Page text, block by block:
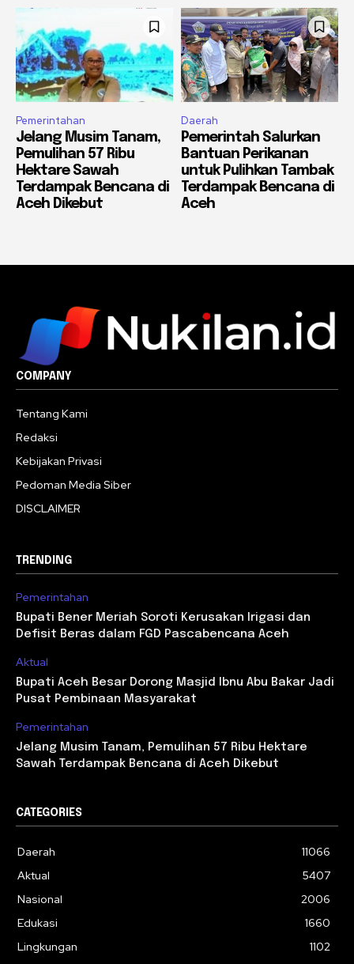
Pemerintahan
Jelang Musim Tanam,
Pemulihan 57 Ribu
Hektare Sawah
Terdampak Bencana di
Aceh Dikebut
Daerah
Pemerintah Salurkan
Bantuan Perikanan
untuk Pulihkan Tambak
Terdampak Bencana di
Aceh
COMPANY
Tentang Kami
Redaksi
Kebijakan Privasi
Pedoman Media Siber
DISCLAIMER
TRENDING
Pemerintahan
Bupati Bener Meriah Soroti Kerusakan Irigasi dan
Defisit Beras dalam FGD Pascabencana Aceh
Aktual
Bupati Aceh Besar Dorong Masjid Ibnu Abu Bakar Jadi
Pusat Pembinaan Masyarakat
Pemerintahan
Jelang Musim Tanam, Pemulihan 57 Ribu Hektare
Sawah Terdampak Bencana di Aceh Dikebut
CATEGORIES
Daerah
11066
Aktual
5407
Nasional
2006
Edukasi
1660
Lingkungan
1102